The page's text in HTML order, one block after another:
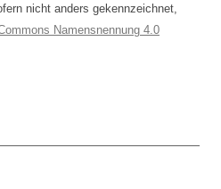
nicht anders gekennzeichnet,
Namensnennung 4.0